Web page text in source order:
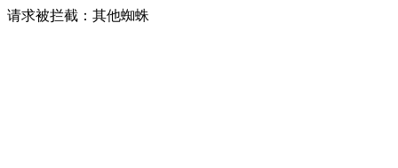
请求被拦截：其他蜘蛛